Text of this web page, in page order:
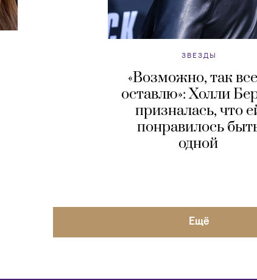
ЗВЕЗДЫ
«Возможно, так
оставлю»: Холли
призналась, что
понравилось
одной
Eщё